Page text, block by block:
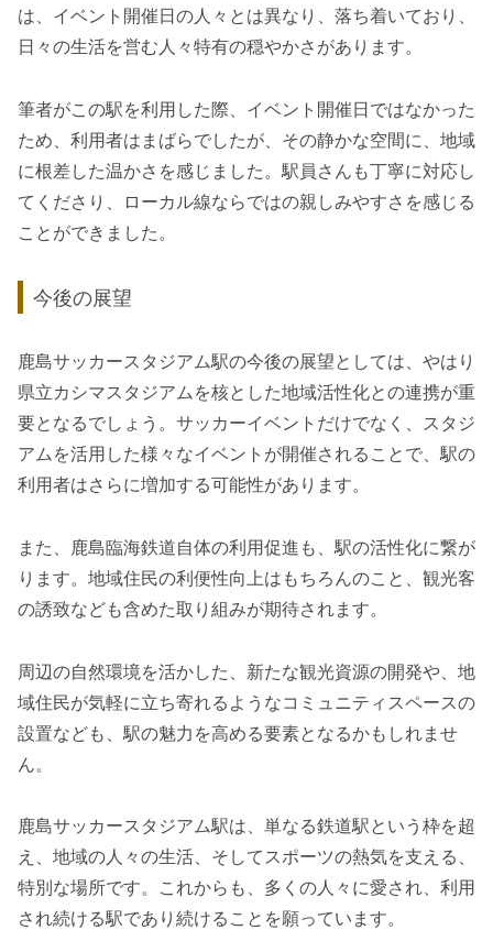
は、イベント開催日の人々とは異なり、落ち着いており、
日々の生活を営む人々特有の穏やかさがあります。
筆者がこの駅を利用した際、イベント開催日ではなかった
ため、利用者はまばらでしたが、その静かな空間に、地域
に根差した温かさを感じました。駅員さんも丁寧に対応し
てくださり、ローカル線ならではの親しみやすさを感じる
ことができました。
今後の展望
鹿島サッカースタジアム駅の今後の展望としては、やはり
県立カシマスタジアムを核とした地域活性化との連携が重
要となるでしょう。サッカーイベントだけでなく、スタジ
アムを活用した様々なイベントが開催されることで、駅の
利用者はさらに増加する可能性があります。
また、鹿島臨海鉄道自体の利用促進も、駅の活性化に繋が
ります。地域住民の利便性向上はもちろんのこと、観光客
の誘致なども含めた取り組みが期待されます。
周辺の自然環境を活かした、新たな観光資源の開発や、地
域住民が気軽に立ち寄れるようなコミュニティスペースの
設置なども、駅の魅力を高める要素となるかもしれませ
ん。
鹿島サッカースタジアム駅は、単なる鉄道駅という枠を超
え、地域の人々の生活、そしてスポーツの熱気を支える、
特別な場所です。これからも、多くの人々に愛され、利用
され続ける駅であり続けることを願っています。